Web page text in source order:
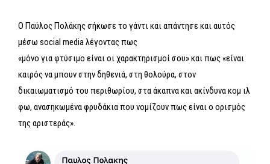
Ο Παύλος Πολάκης σήκωσε το γάντι και απάντησε και αυτός
μέσω social media λέγοντας πως
«μόνο για φτύσιμο είναι οι χαρακτηρισμοί σου» και πως «είναι
καιρός να μπουν στην δηθενιά, στη θολούρα, στον
δικαιωματισμό του περιθωρίου, στα άκαπνα και ακίνδυνα κομ ιλ
φω, ανασηκωμένα φρυδάκια που νομίζουν πως είναι ο ορισμός
της αριστεράς».